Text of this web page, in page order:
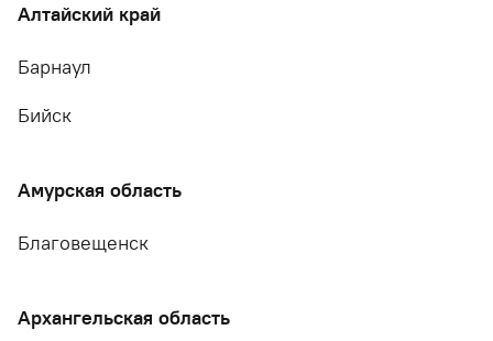
Алтайский край
Барнаул
Бийск
Амурская область
Благовещенск
Архангельская область